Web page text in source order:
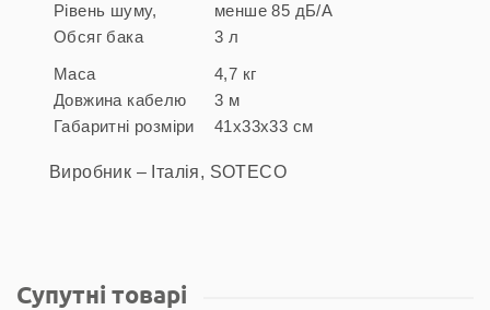
Рівень шуму,
менше 85 дБ/А
Обсяг бака
3 л
Маса
4,7 кг
Довжина кабелю
3 м
Габаритні розміри
41х33х33 см
Виробник – Італія, SOTECO
Супутні товарі